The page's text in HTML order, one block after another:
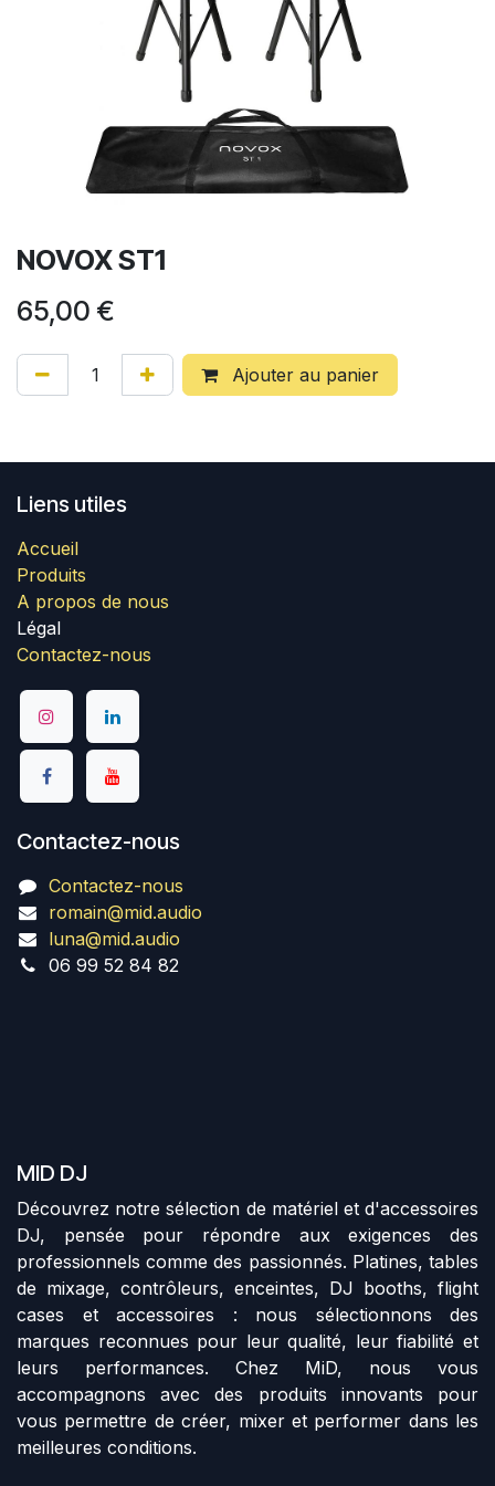
NOVOX ST1
65,00 €
Ajouter au panier
Liens utiles
Accueil
Produits
A propos de nous
Légal
Contactez-nous
Contactez-nous
Contactez-nous
romain@mid.audio
luna@mid.audio
06 99 52 84 82
MID DJ
Découvrez notre sélection de matériel et d'accessoires
DJ, pensée pour répondre aux exigences des
professionnels comme des passionnés. Platines, tables
de mixage, contrôleurs, enceintes, DJ booths, flight
cases et accessoires : nous sélectionnons des
marques reconnues pour leur qualité, leur fiabilité et
leurs performances. Chez MiD, nous vous
accompagnons avec des produits innovants pour
vous permettre de créer, mixer et performer dans les
meilleures conditions.